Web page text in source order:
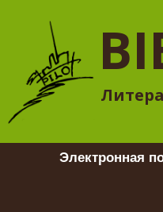
Электронная